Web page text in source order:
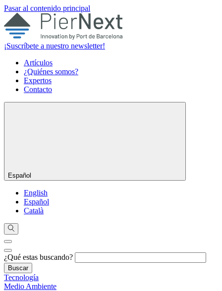
Pasar al contenido principal
¡Suscríbete a nuestro newsletter!
Artículos
¿Quiénes somos?
Expertos
Contacto
Español
English
Español
Català
¿Qué estas buscando?
Tecnología
Medio Ambiente